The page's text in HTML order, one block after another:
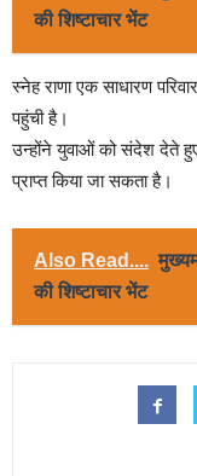
की शिष्टाचार भेंट
स्नेह राणा एक साधारण
पहुंची है।
उन्होंने युवाओं को संदेश देते
प्राप्त किया जा सकता है।
Also Read....
की शिष्टाचार भेंट